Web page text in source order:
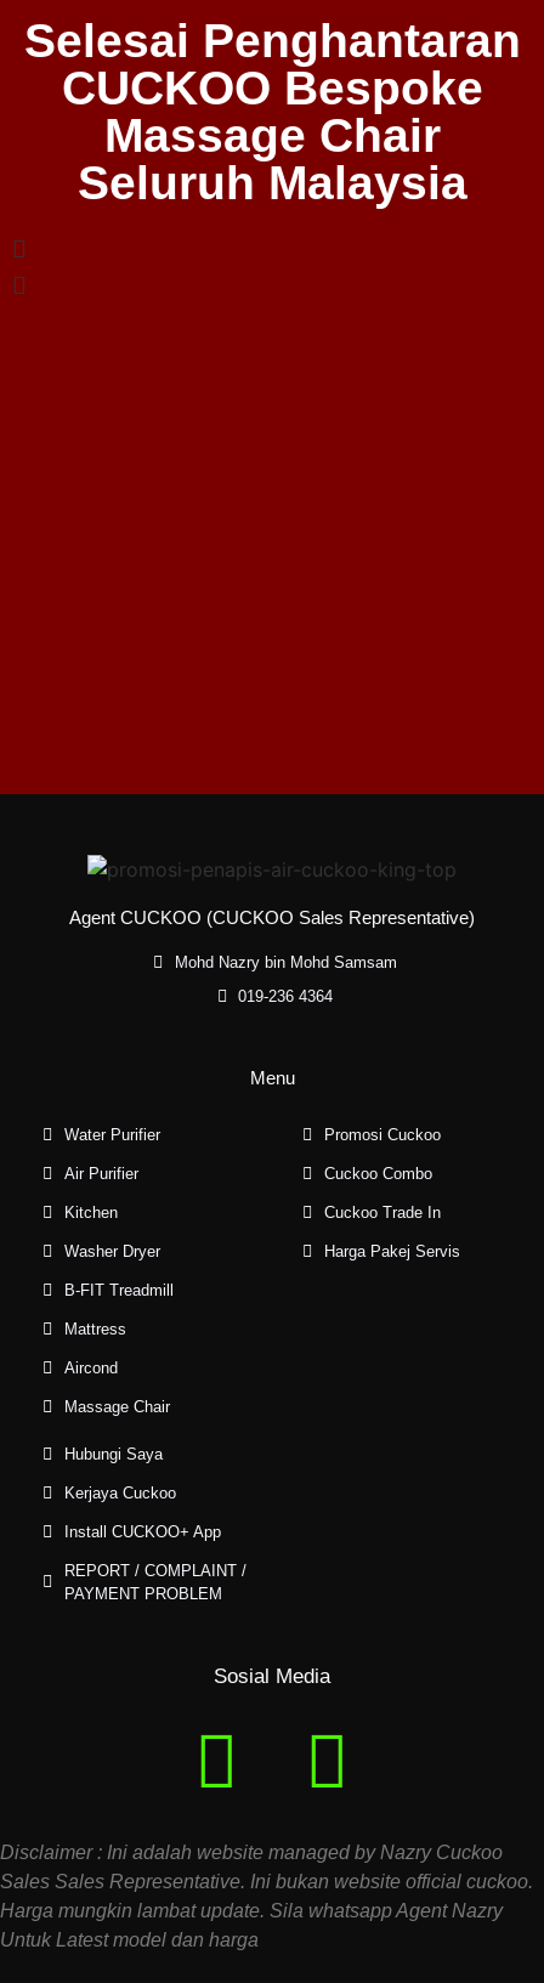
Selesai Penghantaran
CUCKOO Bespoke
Massage Chair
Seluruh Malaysia
Agent CUCKOO (CUCKOO Sales Representative)
Mohd Nazry bin Mohd Samsam
019-236 4364
Menu
Water Purifier
Air Purifier
Kitchen
Washer Dryer
B-FIT Treadmill
Mattress
Aircond
Massage Chair
Promosi Cuckoo
Cuckoo Combo
Cuckoo Trade In
Harga Pakej Servis
Hubungi Saya
Kerjaya Cuckoo
Install CUCKOO+ App
REPORT / COMPLAINT /
PAYMENT PROBLEM
Sosial Media
Disclaimer : Ini adalah website managed by Nazry Cuckoo
Sales Sales Representative. Ini bukan website official cuckoo.
Harga mungkin lambat update. Sila whatsapp Agent Nazry
Untuk Latest model dan harga